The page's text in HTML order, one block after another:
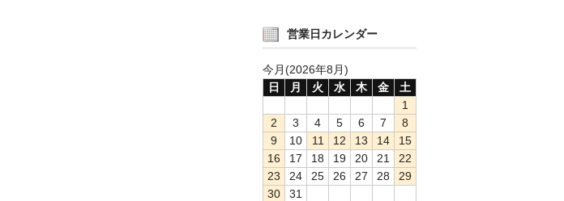
営業日カレンダー
今月(2026年8月)
日
月 火 水 木 金
土
1
2
3 4 5 6 7
8
9
10 11 12 13 14
15
16
17 18 19 20 21
22
23
24 25 26 27 28
29
30
31